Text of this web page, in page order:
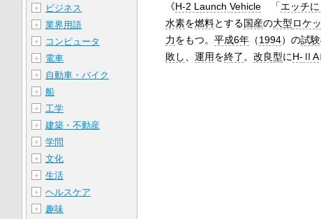
《H-2 Launch Vehicle 「エッチ
水素を燃料とする国産の大型ロケ
力をもつ。平成6年 （1994）の試
敗し
、運用を終了 。改良型にH-ⅡA
＋
ビジネス
＋ 業界用語
＋ コンピュータ
＋ 電車
＋ 自動車・バイク
＋ 船
＋ 工学
＋ 建築・不動産
＋ 学問
＋ 文化
＋ 生活
＋ ヘルスケア
＋ 趣味